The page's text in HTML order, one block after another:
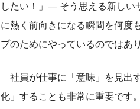
したい！」― そう思える新しい
に熱く前向きになる瞬間を何度
プのためにやっているのではあ
社員が仕事に「意味」を見出
化」することも非常に重要です